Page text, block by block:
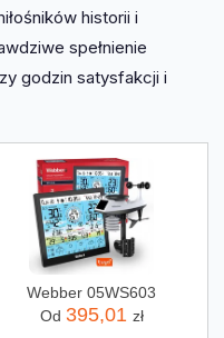
historii i
spełnienie
godzin satysfakcji i
Webber 05WS603
Od 395,01 zł